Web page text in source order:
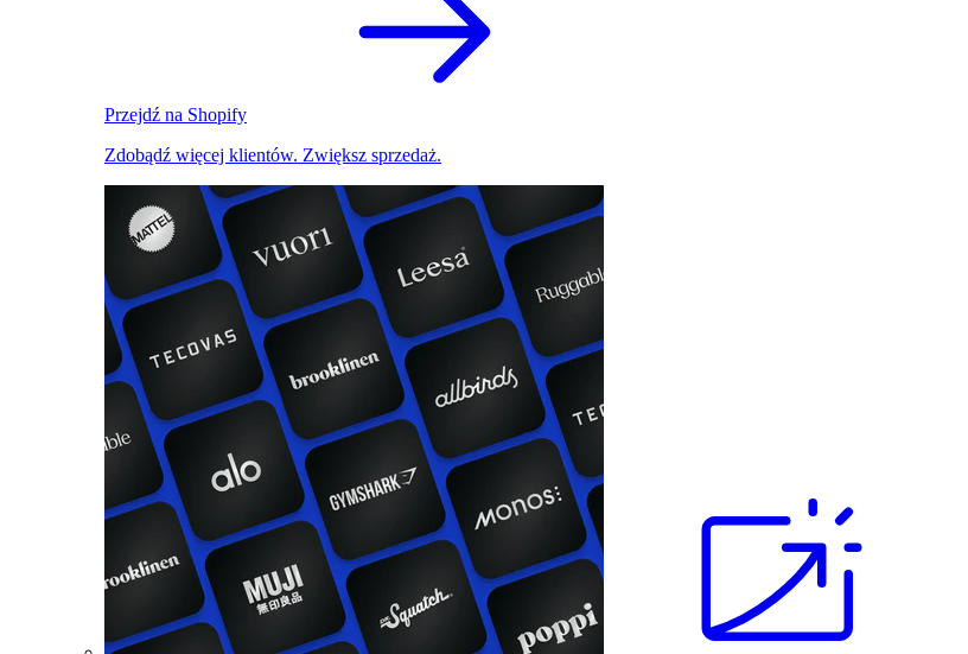
Przejdź na Shopify
Zdobądź więcej klientów. Zwiększ sprzedaż.